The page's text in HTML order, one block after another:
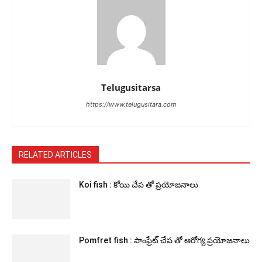
Telugusitarsa
https://www.telugusitara.com
RELATED ARTICLES
Koi fish : కోయి చేప తో ప్రయోజనాలు
Pomfret fish : పాంఫ్రేట్ చేప తో ఆరోగ్య ప్రయోజనాలు